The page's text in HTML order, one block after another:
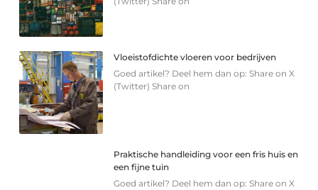
Vloeistofdichte vloeren voor bedrijven
Goed artikel? Deel hem dan op: Share on X
(Twitter) Share on
Praktische handleiding voor een fris huis en
een fijne tuin
Goed artikel? Deel hem dan op: Share on X